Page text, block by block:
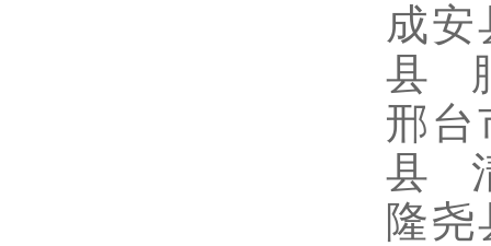
成
县
邢
县
隆